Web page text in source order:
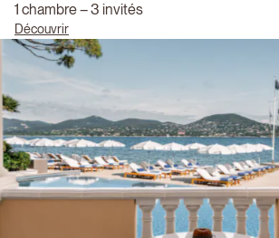
1 chambre – 3 invités
Découvrir